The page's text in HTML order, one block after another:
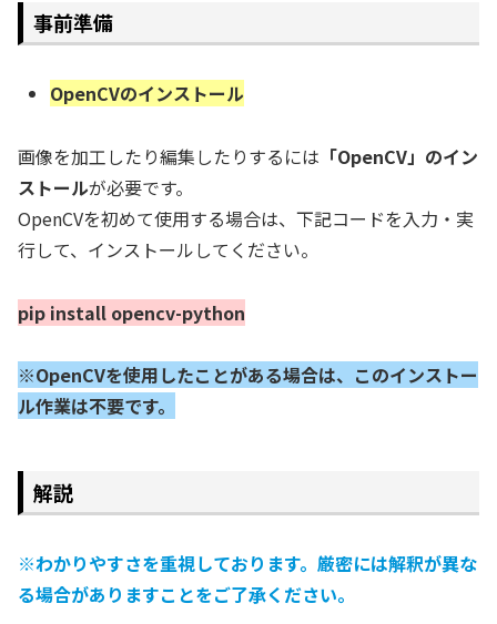
事前準備
OpenCVのインストール
画像を加工したり編集したりするには 「OpenCV」のイン
ストールが必要です。
OpenCVを初めて使用する場合は、下記コードを入力・実
行して、インストールしてください。
pip install opencv-python
※OpenCVを使用したことがある場合は、このインストー
ル作業は不要です。
解説
※わかりやすさを重視しております。厳密には解釈が異な
る場合がありますことをご了承ください。